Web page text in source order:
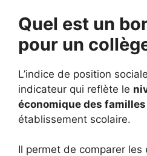
Quel est un
pour un
L’indice de position
indicateur qui reflète le
économique des familles
établissement scolaire.
Il permet de comparer